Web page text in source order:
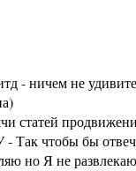
- ничем не
Так чтобы бы
но Я не